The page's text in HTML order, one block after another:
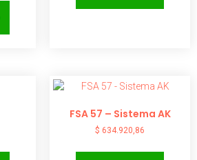
FSA 57 – Sistema AK
$ 634.920,86